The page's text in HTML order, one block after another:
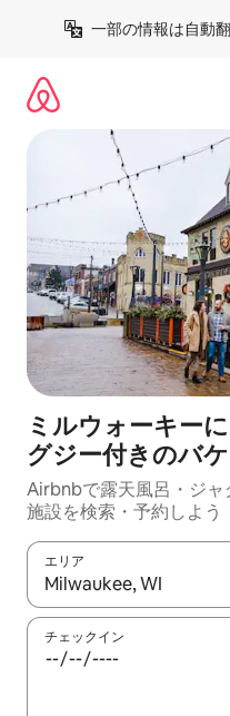
一部の情報は自動
ミルウォーキー
グジー付きのバ
Airbnbで露天風呂・ジ
施設を検索・予約しよう
エリア
検索結果が表示されたら
チェックイン